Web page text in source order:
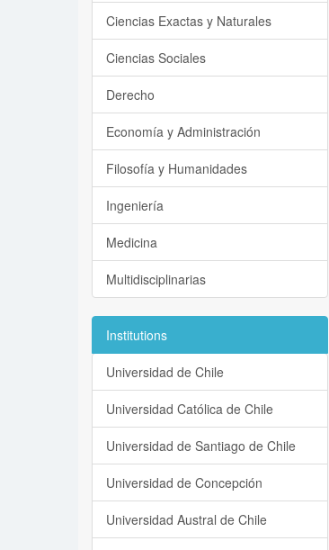
Ciencias Exactas y Naturales
Ciencias Sociales
Derecho
Economía y Administración
Filosofía y Humanidades
Ingeniería
Medicina
Multidisciplinarias
Institutions
Universidad de Chile
Universidad Católica de Chile
Universidad de Santiago de Chile
Universidad de Concepción
Universidad Austral de Chile